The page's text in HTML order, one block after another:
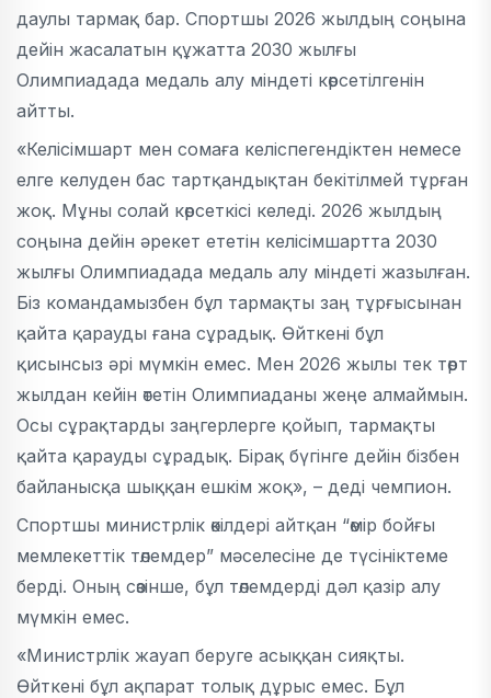
даулы тармақ бар. Спортшы 2026 жылдың соңына
дейін жасалатын құжатта 2030 жылғы
Олимпиадада медаль алу міндеті көрсетілгенін
айтты.
«Келісімшарт мен сомаға келіспегендіктен немесе
елге келуден бас тартқандықтан бекітілмей тұрған
жоқ. Мұны солай көрсеткісі келеді. 2026 жылдың
соңына дейін әрекет ететін келісімшартта 2030
жылғы Олимпиадада медаль алу міндеті жазылған.
Біз командамызбен бұл тармақты заң тұрғысынан
қайта қарауды ғана сұрадық. Өйткені бұл
қисынсыз әрі мүмкін емес. Мен 2026 жылы тек төрт
жылдан кейін өтетін Олимпиаданы жеңе алмаймын.
Осы сұрақтарды заңгерлерге қойып, тармақты
қайта қарауды сұрадық. Бірақ бүгінге дейін бізбен
байланысқа шыққан ешкім жоқ», – деді чемпион.
Спортшы министрлік өкілдері айтқан “өмір бойғы
мемлекеттік төлемдер” мәселесіне де түсініктеме
берді. Оның сөзінше, бұл төлемдерді дәл қазір алу
мүмкін емес.
«Министрлік жауап беруге асыққан сияқты.
Өйткені бұл ақпарат толық дұрыс емес. Бұл